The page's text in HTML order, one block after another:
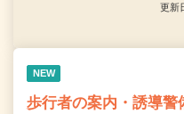
更新
NEW
歩行者の案内・誘導警